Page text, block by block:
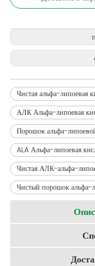
Чистая альфа-липоевая
АЛК Альфа-липоевая
Порошок альфа-
ALA Альфа-липоевая
Чистая АЛК-альфа-
Чистый порошок альфа-